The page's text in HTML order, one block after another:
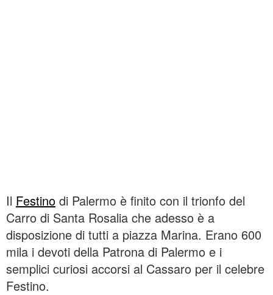
Il Festino di Palermo è finito con il trionfo del
Carro di Santa Rosalia che adesso è a
disposizione di tutti a piazza Marina. Erano 600
mila i devoti della Patrona di Palermo e i
semplici curiosi accorsi al Cassaro per il celebre
Festino.